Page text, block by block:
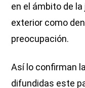
en el ámbito de
exterior como
preocupación.
Así lo confirman
difundidas este